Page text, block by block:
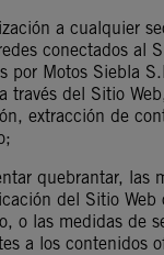
a cualquier
conectados al
por Motos Siebla
través del Sitio
extracción de
quebrantar, las
del Sitio Web
o las medidas de
a los contenidos